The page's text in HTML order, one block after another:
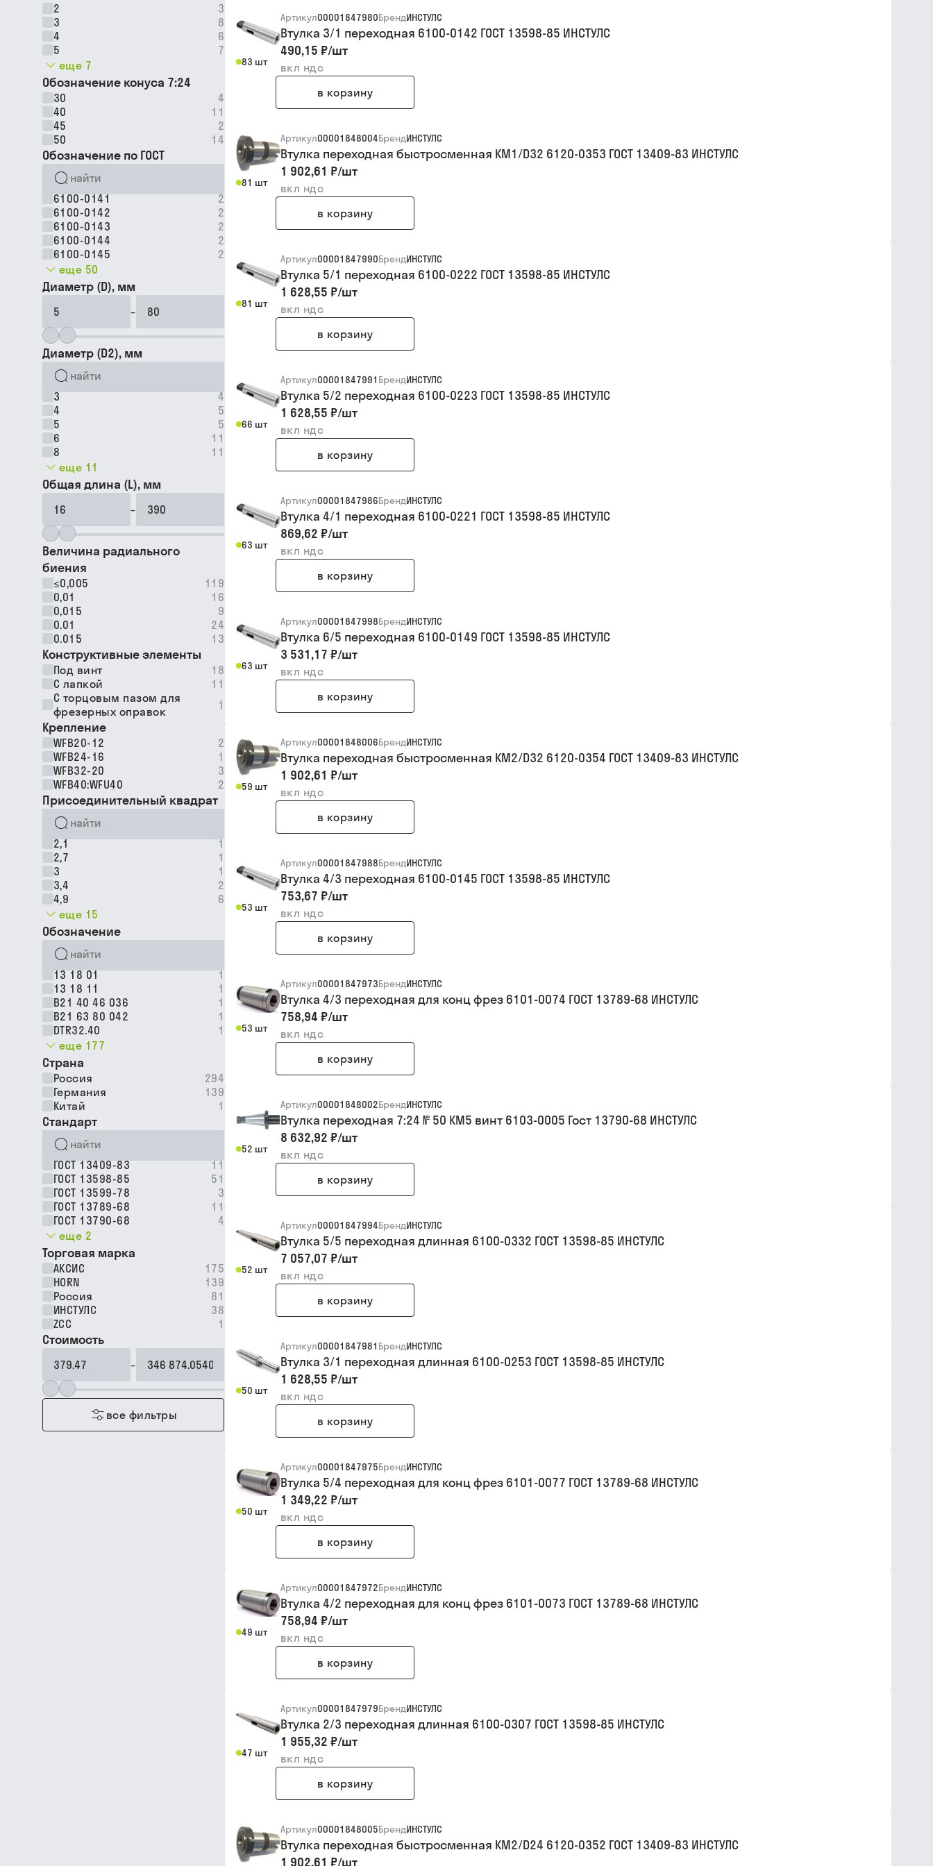
2
3
3
8
4
6
5
7
еще 7
Обозначение конуса 7:24
30
4
40
11
45
2
50
14
Обозначение по ГОСТ
6100-0141
2
6100-0142
2
6100-0143
2
6100-0144
2
6100-0145
2
еще 50
Диаметр (D), мм
–
Диаметр (D2), мм
3
4
4
5
5
5
6
11
8
11
еще 11
Общая длина (L), мм
–
Величина радиального
биения
≤0,005
119
0,01
16
0,015
9
0.01
24
0.015
13
Конструктивные элементы
Под винт
18
С лапкой
11
С торцовым пазом для
фрезерных оправок
1
Крепление
WFB20-12
2
WFB24-16
1
WFB32-20
3
WFB40:WFU40
2
Присоединительный квадрат
2,1
1
2,7
1
3
1
3,4
2
4,9
6
еще 15
Обозначение
13 18 01
1
13 18 11
1
B21 40 46 036
1
B21 63 80 042
1
DTR32.40
1
еще 177
Страна
Россия
294
Германия
139
Китай
1
Стандарт
ГОСТ 13409-83
11
ГОСТ 13598-85
51
ГОСТ 13599-78
3
ГОСТ 13789-68
11
ГОСТ 13790-68
4
еще 2
Торговая марка
АКСИС
175
HORN
139
Россия
81
ИНСТУЛС
38
ZCC
1
Стоимость
–
все фильтры
83 шт
Артикул00001847980БрендИНСТУЛС
Втулка 3/1 переходная 6100-0142 ГОСТ 13598-85 ИНСТУЛС
490,15 ₽/шт
вкл ндс
в корзину
81 шт
Артикул00001848004БрендИНСТУЛС
Втулка переходная быстросменная КМ1/D32 6120-0353 ГОСТ 13409-83 ИНСТУЛС
1 902,61 ₽/шт
вкл ндс
в корзину
81 шт
Артикул00001847990БрендИНСТУЛС
Втулка 5/1 переходная 6100-0222 ГОСТ 13598-85 ИНСТУЛС
1 628,55 ₽/шт
вкл ндс
в корзину
66 шт
Артикул00001847991 БрендИНСТУЛС
Втулка 5/2 переходная 6100-0223 ГОСТ 13598-85 ИНСТУЛС
1 628,55 ₽/шт
вкл ндс
в корзину
63 шт
Артикул00001847986БрендИНСТУЛС
Втулка 4/1 переходная 6100-0221 ГОСТ 13598-85 ИНСТУЛС
869,62 ₽/шт
вкл ндс
в корзину
63 шт
Артикул00001847998БрендИНСТУЛС
Втулка 6/5 переходная 6100-0149 ГОСТ 13598-85 ИНСТУЛС
3 531,17 ₽/шт
вкл ндс
в корзину
59 шт
Артикул00001848006БрендИНСТУЛС
Втулка переходная быстросменная КМ2/D32 6120-0354 ГОСТ 13409-83 ИНСТУЛС
1 902,61 ₽/шт
вкл ндс
в корзину
53 шт
Артикул00001847988БрендИНСТУЛС
Втулка 4/3 переходная 6100-0145 ГОСТ 13598-85 ИНСТУЛС
753,67 ₽/шт
вкл ндс
в корзину
53 шт
Артикул00001847973БрендИНСТУЛС
Втулка 4/3 переходная для конц фрез 6101-0074 ГОСТ 13789-68 ИНСТУЛС
758,94 ₽/шт
вкл ндс
в корзину
52 шт
Артикул00001848002БрендИНСТУЛС
Втулка переходная 7:24 № 50 КМ5 винт 6103-0005 Гост 13790-68 ИНСТУЛС
8 632,92 ₽/шт
вкл ндс
в корзину
52 шт
Артикул00001847994БрендИНСТУЛС
Втулка 5/5 переходная длинная 6100-0332 ГОСТ 13598-85 ИНСТУЛС
7 057,07 ₽/шт
вкл ндс
в корзину
50 шт
Артикул00001847981 БрендИНСТУЛС
Втулка 3/1 переходная длинная 6100-0253 ГОСТ 13598-85 ИНСТУЛС
1 628,55 ₽/шт
вкл ндс
в корзину
50 шт
Артикул00001847975БрендИНСТУЛС
Втулка 5/4 переходная для конц фрез 6101-0077 ГОСТ 13789-68 ИНСТУЛС
1 349,22 ₽/шт
вкл ндс
в корзину
49 шт
Артикул00001847972БрендИНСТУЛС
Втулка 4/2 переходная для конц фрез 6101-0073 ГОСТ 13789-68 ИНСТУЛС
758,94 ₽/шт
вкл ндс
в корзину
47 шт
Артикул00001847979БрендИНСТУЛС
Втулка 2/3 переходная длинная 6100-0307 ГОСТ 13598-85 ИНСТУЛС
1 955,32 ₽/шт
вкл ндс
в корзину
Артикул00001848005БрендИНСТУЛС
Втулка переходная быстросменная КМ2/D24 6120-0352 ГОСТ 13409-83 ИНСТУЛС
1 902,61 ₽/шт